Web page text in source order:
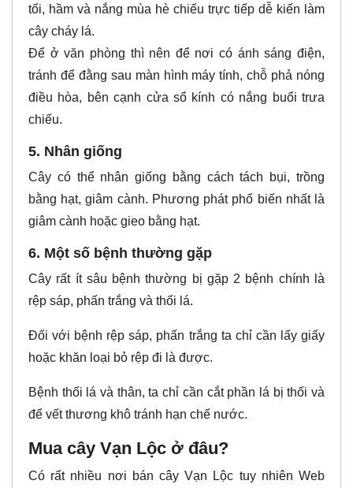
tối, hầm và nắng mùa hè chiếu trực tiếp dễ kiến làm
cây cháy lá.
Để ở văn phòng thì nên để nơi có ánh sáng điện,
tránh để đằng sau màn hình máy tính, chỗ phả nóng
điều hòa, bên cạnh cửa sổ kính có nắng buổi trưa
chiếu.
5. Nhân giống
Cây có thể nhân giống bằng cách tách bụi, trồng
bằng hạt, giâm cành. Phương phát phổ biến nhất là
giâm cành hoặc gieo bằng hạt.
6. Một số bệnh thường gặp
Cây rất ít sâu bệnh thường bị gặp 2 bệnh chính là
rệp sáp, phấn trắng và thối lá.
Đối với bệnh rệp sáp, phấn trắng ta chỉ cần lấy giấy
hoặc khăn loại bỏ rệp đi là được.
Bệnh thối lá và thân, ta chỉ cần cắt phần lá bị thối và
để vết thương khô tránh hạn chế nước.
Mua cây Vạn Lộc ở đâu?
Có rất nhiều nơi bán cây Vạn Lộc tuy nhiên Web